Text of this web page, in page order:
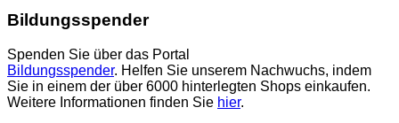
Bildungsspender
Spenden Sie über das Portal
Bildungsspender. Helfen Sie unserem Nachwuchs, indem
Sie in einem der über 6000 hinterlegten Shops einkaufen.
Weitere Informationen finden Sie hier.